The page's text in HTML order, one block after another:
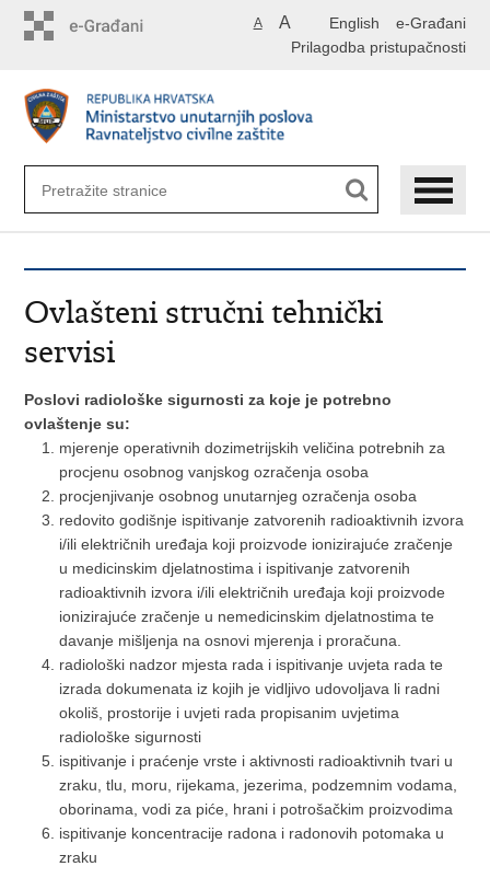
English e-Građani
A A
Prilagodba pristupačnosti
Ovlašteni stručni tehnički
servisi
Poslovi radiološke sigurnosti za koje je potrebno
ovlaštenje su:
mjerenje operativnih dozimetrijskih veličina potrebnih za
procjenu osobnog vanjskog ozračenja osoba
procjenjivanje osobnog unutarnjeg ozračenja osoba
redovito godišnje ispitivanje zatvorenih radioaktivnih izvora
i/ili električnih uređaja koji proizvode ionizirajuće zračenje
u medicinskim djelatnostima i ispitivanje zatvorenih
radioaktivnih izvora i/ili električnih uređaja koji proizvode
ionizirajuće zračenje u nemedicinskim djelatnostima te
davanje mišljenja na osnovi mjerenja i proračuna.
radiološki nadzor mjesta rada i ispitivanje uvjeta rada te
izrada dokumenata iz kojih je vidljivo udovoljava li radni
okoliš, prostorije i uvjeti rada propisanim uvjetima
radiološke sigurnosti
ispitivanje i praćenje vrste i aktivnosti radioaktivnih tvari u
zraku, tlu, moru, rijekama, jezerima, podzemnim vodama,
oborinama, vodi za piće, hrani i potrošačkim proizvodima
ispitivanje koncentracije radona i radonovih potomaka u
zraku